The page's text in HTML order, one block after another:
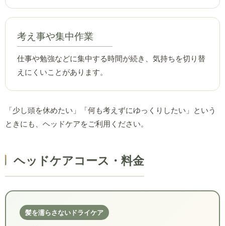
考え事や集中作業
仕事や勉強などに集中する時間が続き、気持ちを切り替
えにくいことがあります。
「少し頭を休めたい」「何も考えずにゆっくりしたい」という
ときにも、ヘッドケアをご利用ください。
ヘッドケアコース・料金
髪を濡らさないドライケア